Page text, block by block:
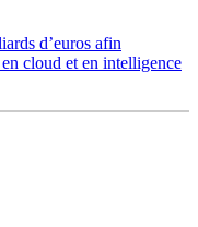
d’euros afin
cloud et en intelligence